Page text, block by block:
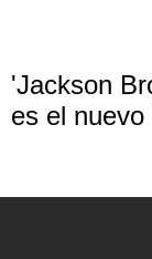
'Jackson
es el